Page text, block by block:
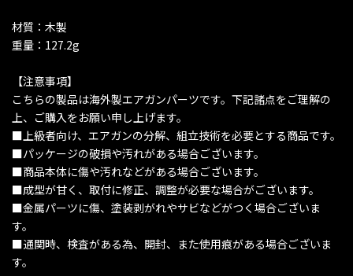
材質：木製
重量：127.2g
【注意事項】
こちらの製品は海外製エアガンパーツです。下記諸点をご理解の
上、ご購入をお願い申し上げます。
■上級者向け、エアガンの分解、組立技術を必要とする商品です。
■パッケージの破損や汚れがある場合ございます。
■商品本体に傷や汚れなどがある場合ございます。
■成型が甘く、取付に修正、調整が必要な場合がございます。
■金属パーツに傷、塗装剥がれやサビなどがつく場合ございま
す。
■通関時、検査がある為、開封、また使用痕がある場合ございま
す。